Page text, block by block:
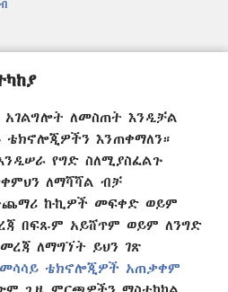
አገልግሎት ለመስጠት እንዲቻል
እንጠቀማለን።
የግድ ስለሚያስፈልጉ
ለማሻሻል ብቻ
ኩኪዎች መፍቀድ ወይም
በፍጹም አይሸጥም ወይም ለንግድ
ለማግኘት ይህን ገጽ
ቴክኖሎጂዎች አጠቃቀም
ቤተ መጻሕፍት